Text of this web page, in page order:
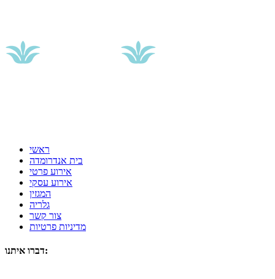
ראשי
בית אנדרומדה
אירוע פרטי
אירוע עסקי
המגזין
גלריה
צור קשר
מדיניות פרטיות
דברו איתנו: